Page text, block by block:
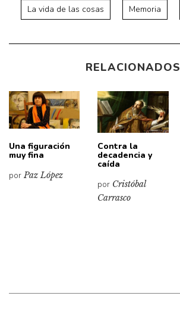
La vida de las cosas Memoria
RELACIONADOS
Una figuración
muy fina
porPaz López
Contra la
decadencia y
caída
por Cristóbal
Carrasco